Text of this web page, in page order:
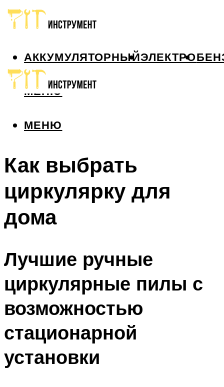
АККУМУЛЯТОРНЫЙЭЛЕКТРО
МЕНЮ
МЕНЮ
Как выбрать
циркулярку для
дома
Лучшие ручные
циркулярные пилы с
возможностью
стационарной
установки